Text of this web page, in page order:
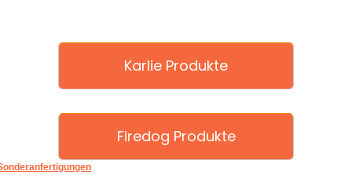
Karlie Produkte
Firedog Produkte